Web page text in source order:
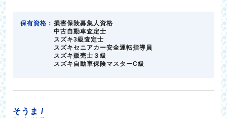
保有資格： 損害保険募集人資格
中古自動車査定士
スズキ3級査定士
スズキセニアカー安全運転指導員
スズキ販売士３級
スズキ自動車保険マスターC級
そうま /